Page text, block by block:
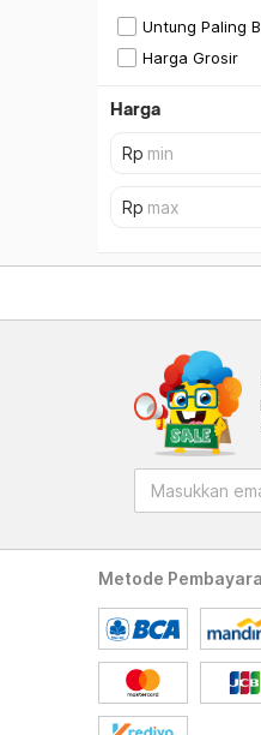
Untung Paling
Harga Grosir
Harga
Metode